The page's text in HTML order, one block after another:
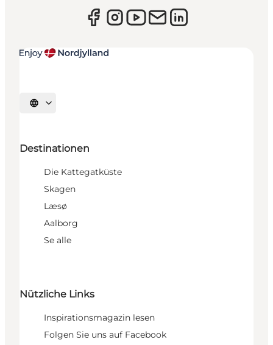
Sprache auswählen
Destinationen
Die Kattegatküste
Skagen
Læsø
Aalborg
Se alle
Nützliche Links
Inspirationsmagazin lesen
Folgen Sie uns auf Facebook